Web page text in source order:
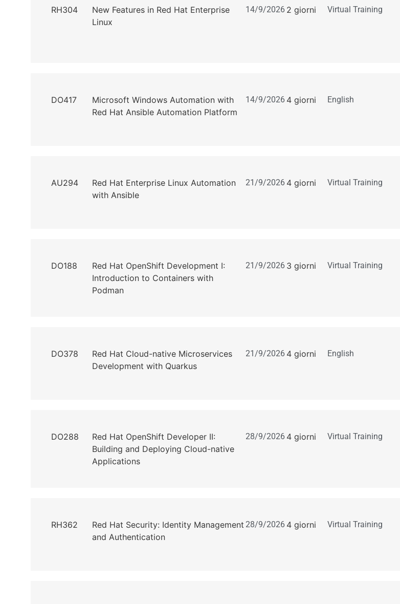
RH304
New Features in Red Hat Enterprise
Linux
14/9/2026 2 giorni Virtual Training
DO417
Microsoft Windows Automation with
Red Hat Ansible Automation Platform
14/9/2026 4 giorni English
AU294
Red Hat Enterprise Linux Automation
with Ansible
21/9/2026 4 giorni Virtual Training
DO188
Red Hat OpenShift Development I:
Introduction to Containers with
Podman
21/9/2026 3 giorni Virtual Training
DO378
Red Hat Cloud-native Microservices
Development with Quarkus
21/9/2026 4 giorni English
DO288
Red Hat OpenShift Developer II:
Building and Deploying Cloud-native
Applications
28/9/2026 4 giorni Virtual Training
RH362
Red Hat Security: Identity Management
and Authentication
28/9/2026 4 giorni Virtual Training